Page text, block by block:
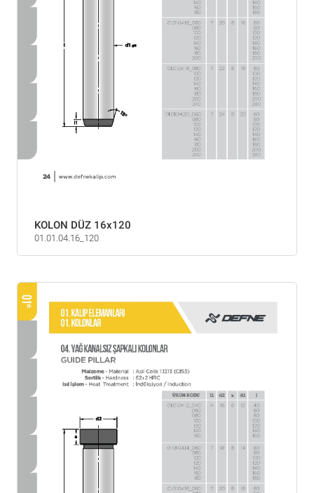
KOLON DÜZ 16x120
01.01.04.16_120